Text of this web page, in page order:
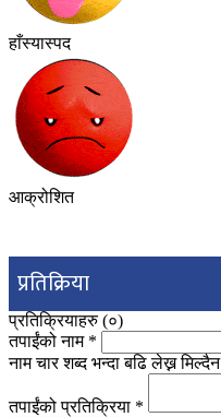
हाँस्यास्पद
आक्रोशित
प्रतिक्रिया
प्रतिक्रियाहरु (०)
तपाईंको नाम *
नाम चार शब्द भन्दा बढि लेख्न मिल्दैन
तपाईंको प्रतिक्रिया *